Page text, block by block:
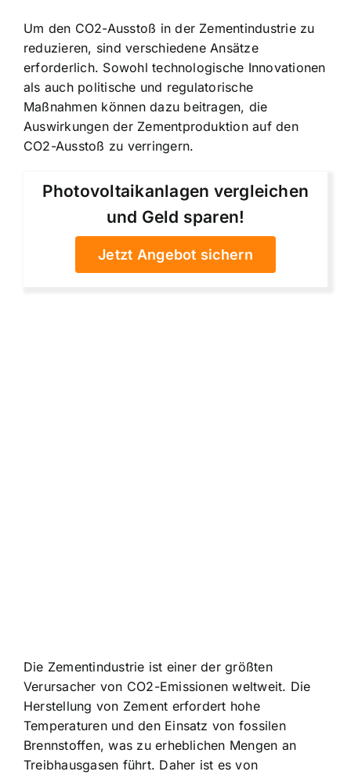
Um den CO2-Ausstoß in der Zementindustrie zu
reduzieren, sind verschiedene Ansätze
erforderlich. Sowohl technologische Innovationen
als auch politische und regulatorische
Maßnahmen können dazu beitragen, die
Auswirkungen der Zementproduktion auf den
CO2-Ausstoß zu verringern.
Photovoltaikanlagen vergleichen
und Geld sparen!
Jetzt Angebot sichern
Die Zementindustrie ist einer der größten
Verursacher von CO2-Emissionen weltweit. Die
Herstellung von Zement erfordert hohe
Temperaturen und den Einsatz von fossilen
Brennstoffen, was zu erheblichen Mengen an
Treibhausgasen führt. Daher ist es von